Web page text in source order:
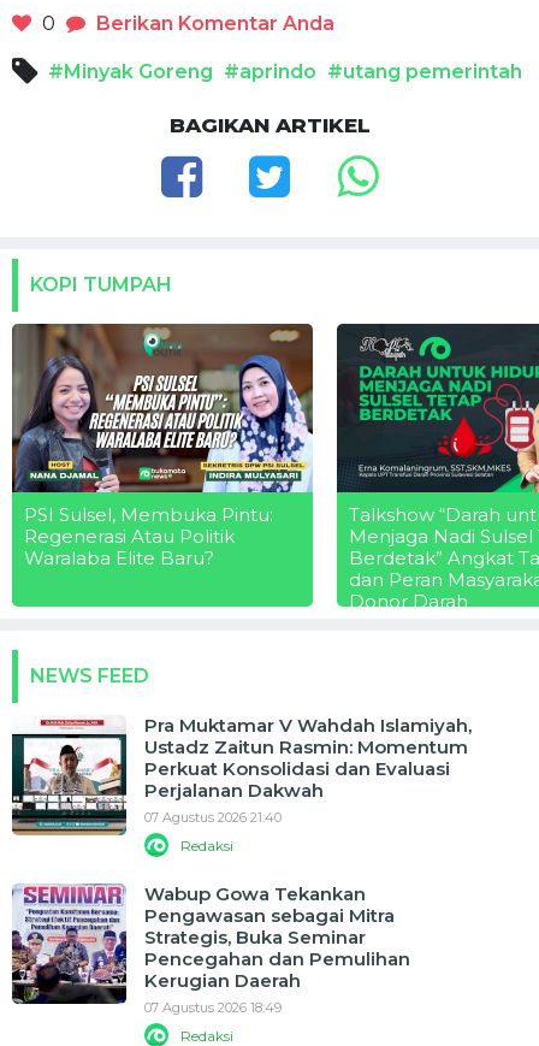
0 Berikan Komentar Anda
#Minyak Goreng #aprindo #utang pemerintah
BAGIKAN ARTIKEL
KOPI TUMPAH
PSI Sulsel, Membuka Pintu:
Regenerasi Atau Politik
Waralaba Elite Baru?
Talkshow “Darah
Menjaga Nadi Sulsel
Berdetak” Angkat
dan Peran
Donor Darah
NEWS FEED
Pra Muktamar V Wahdah Islamiyah,
Ustadz Zaitun Rasmin: Momentum
Perkuat Konsolidasi dan Evaluasi
Perjalanan Dakwah
07 Agustus 2026 21:40
Redaksi
Wabup Gowa Tekankan
Pengawasan sebagai Mitra
Strategis, Buka Seminar
Pencegahan dan Pemulihan
Kerugian Daerah
07 Agustus 2026 18:49
Redaksi